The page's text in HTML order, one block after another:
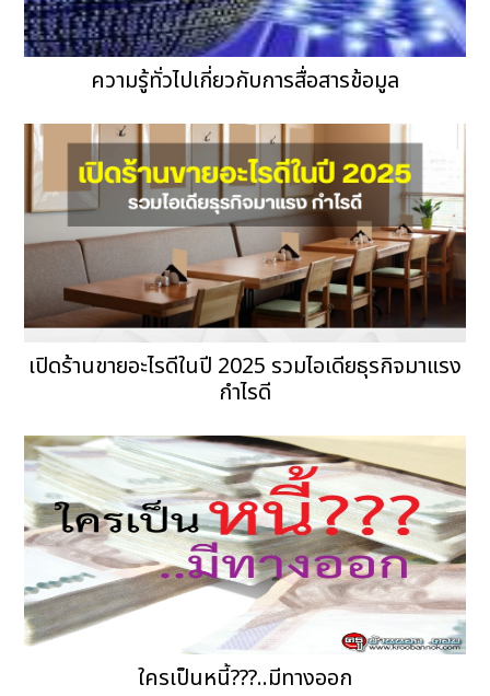
ความรู้ทั่วไปเกี่ยวกับการสื่อสารข้อมูล
เปิดร้านขายอะไรดีในปี 2025 รวมไอเดียธุรกิจมาแรง
กำไรดี
ใครเป็นหนี้???..มีทางออก